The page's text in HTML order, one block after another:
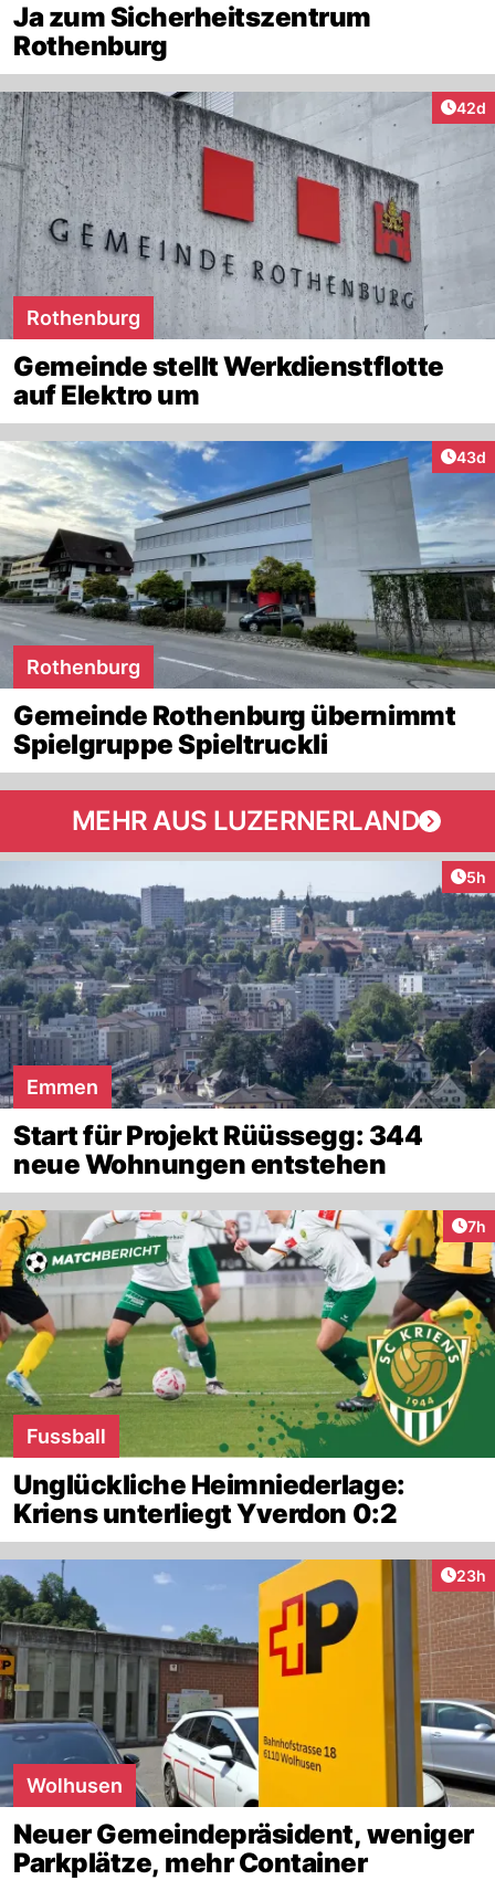
Ja zum Sicherheitszentrum
Rothenburg
42d
Rothenburg
Gemeinde stellt Werkdienstflotte
auf Elektro um
43d
Rothenburg
Gemeinde Rothenburg übernimmt
Spielgruppe Spieltruckli
MEHR AUS LUZERNERLAND
5h
Emmen
Start für Projekt Rüüssegg: 344
neue Wohnungen entstehen
7h
Fussball
Unglückliche Heimniederlage:
Kriens unterliegt Yverdon 0:2
23h
Wolhusen
Neuer Gemeindepräsident, weniger
Parkplätze, mehr Container